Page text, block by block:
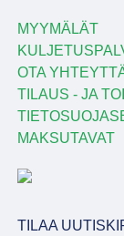
MYYMÄLÄT
OTA
TILAUS - JA
MAKSUTAVAT
TILAA